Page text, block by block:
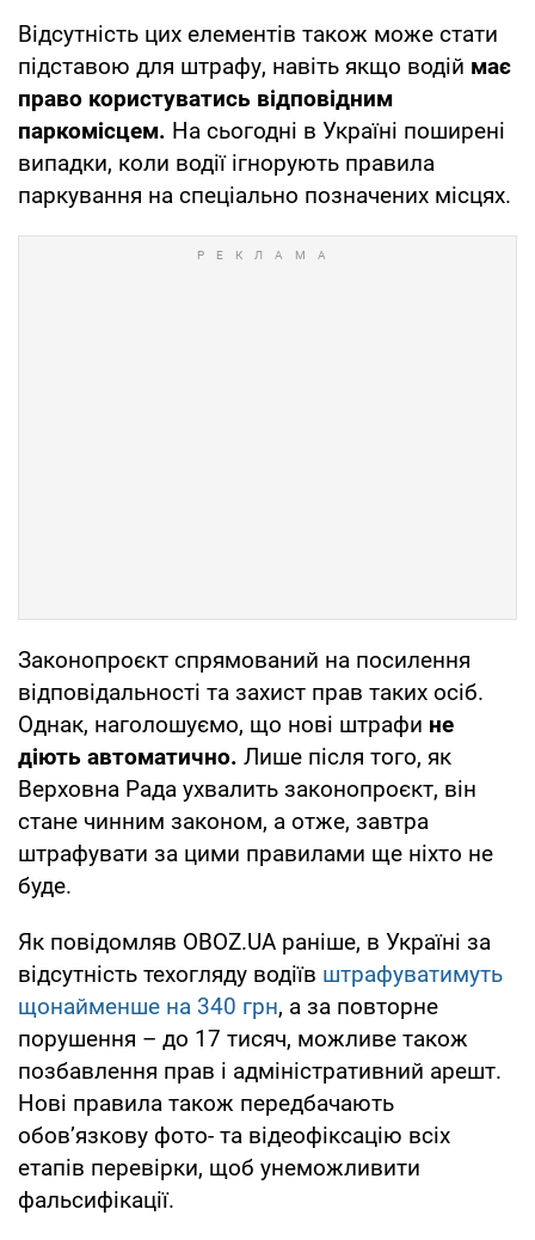
Відсутність цих елементів також може стати
підставою для штрафу, навіть якщо водій має
право користуватись відповідним
паркомісцем. На сьогодні в Україні поширені
випадки, коли водії ігнорують правила
паркування на спеціально позначених місцях.
Законопроєкт спрямований на посилення
відповідальності та захист прав таких осіб.
Однак, наголошуємо, що нові штрафи не
діють автоматично. Лише після того, як
Верховна Рада ухвалить законопроєкт, він
стане чинним законом, а отже, завтра
штрафувати за цими правилами ще ніхто не
буде.
Як повідомляв OBOZ.UA раніше, в Україні за
відсутність техогляду водіїв штрафуватимуть
щонайменше на 340 грн, а за повторне
порушення – до 17 тисяч, можливе також
позбавлення прав і адміністративний арешт.
Нові правила також передбачають
обов’язкову фото- та відеофіксацію всіх
етапів перевірки, щоб унеможливити
фальсифікації.